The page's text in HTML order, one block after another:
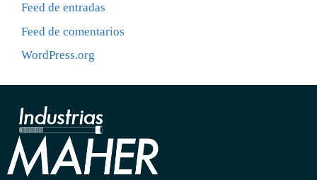
Feed de entradas
Feed de comentarios
WordPress.org